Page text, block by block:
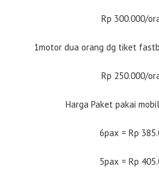
Rp 300.000/
1motor dua orang dg tiket
Rp 250.000/
Harga Paket pakai
6pax = Rp
5pax = Rp